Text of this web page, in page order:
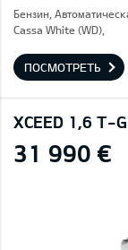
Бензин,
Cassa White (WD),
ПОСМОТРЕТЬ
XCEED 1,6 T-
31 990 €